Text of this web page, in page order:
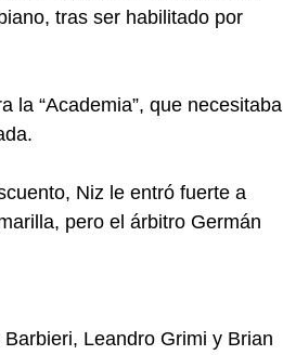
tras ser habilitado por
la “Academia”, que necesitaba
Niz le entró fuerte a
pero el árbitro Germán
Leandro Grimi y Brian